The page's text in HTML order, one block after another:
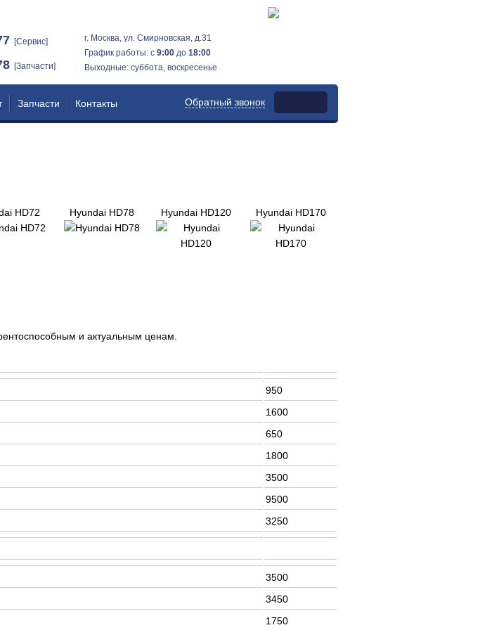
г. Москва, ул. Смирновская, д.31
График работы: с 9:00 до 18:00
Выходные: суббота, воскресенье
[Cервис]
[Запчасти]
Запчасти Контакты Обратный звонок
HD72 Hyundai HD78 Hyundai HD120 Hyundai HD170
и актуальным ценам.
950
1600
650
1800
3500
9500
3250
3500
3450
1750